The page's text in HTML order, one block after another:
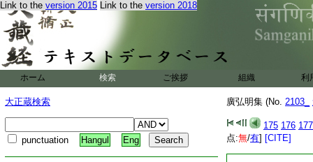
Link to the version 2015 Link to the version 2018
ホーム 検索 ご挨拶 組織 利
大正蔵検索
punctuation Hangul Eng
廣弘明集 (No. 2103_
175 176 177
点:無/有] [CITE]